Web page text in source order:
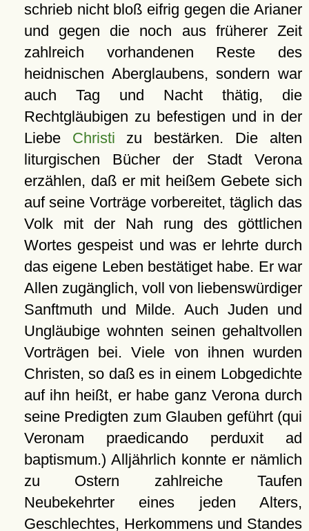
schrieb nicht bloß eifrig gegen die Arianer
und gegen die noch aus früherer Zeit
zahlreich vorhandenen Reste des
heidnischen Aberglaubens, sondern war
auch Tag und Nacht thätig, die
Rechtgläubigen zu befestigen und in der
Liebe Christi zu bestärken. Die alten
liturgischen Bücher der Stadt Verona
erzählen, daß er mit heißem Gebete sich
auf seine Vorträge vorbereitet, täglich das
Volk mit der Nah rung des göttlichen
Wortes gespeist und was er lehrte durch
das eigene Leben bestätiget habe. Er war
Allen zugänglich, voll von liebenswürdiger
Sanftmuth und Milde. Auch Juden und
Ungläubige wohnten seinen gehaltvollen
Vorträgen bei. Viele von ihnen wurden
Christen, so daß es in einem Lobgedichte
auf ihn heißt, er habe ganz Verona durch
seine Predigten zum Glauben geführt (qui
Veronam praedicando perduxit ad
baptismum.) Alljährlich konnte er nämlich
zu Ostern zahlreiche Taufen
Neubekehrter eines jeden Alters,
Geschlechtes, Herkommens und Standes